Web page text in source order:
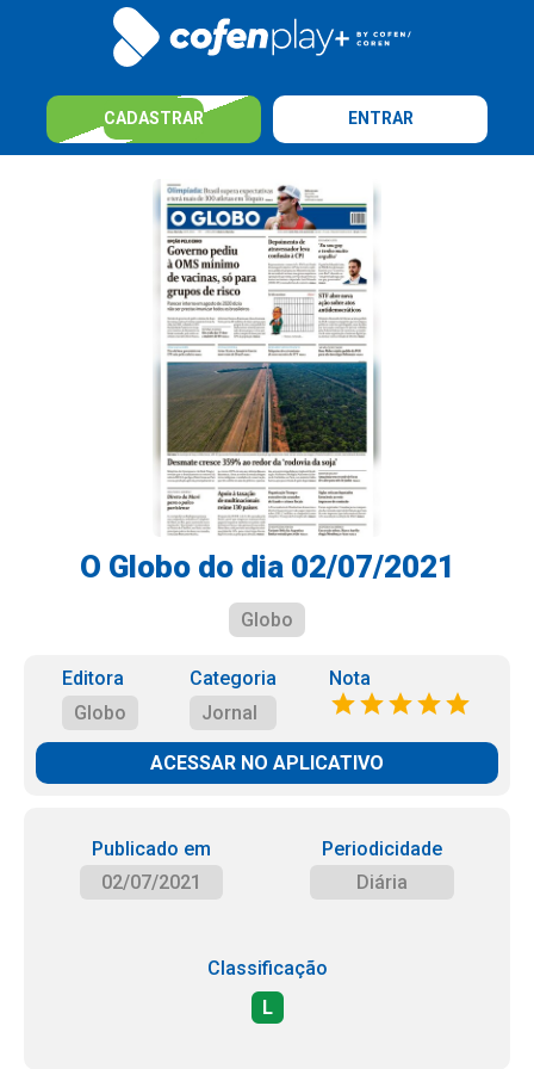
CADASTRAR ENTRAR
O Globo do dia 02/07/2021
Globo
Editora
Globo
Categoria
Jornal
Nota
ACESSAR NO APLICATIVO
Publicado em
02/07/2021
Periodicidade
Diária
Classificação
L